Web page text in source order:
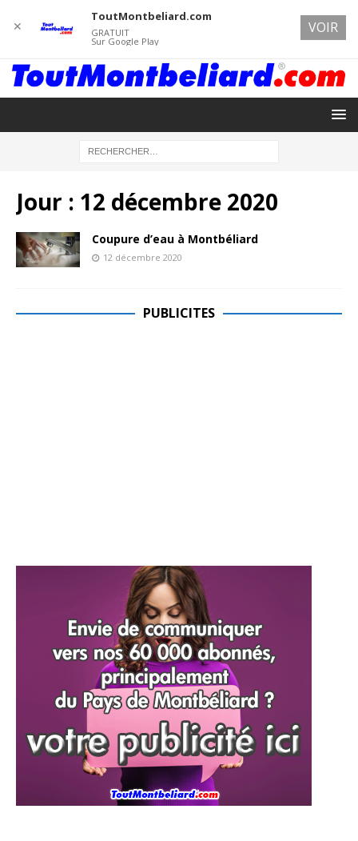
Jour : 12 décembre 2020
Coupure d’eau à Montbéliard
12 décembre 2020
PUBLICITES
✕
ToutMontbeliard.com
GRATUIT
Sur Google Play
VOIR